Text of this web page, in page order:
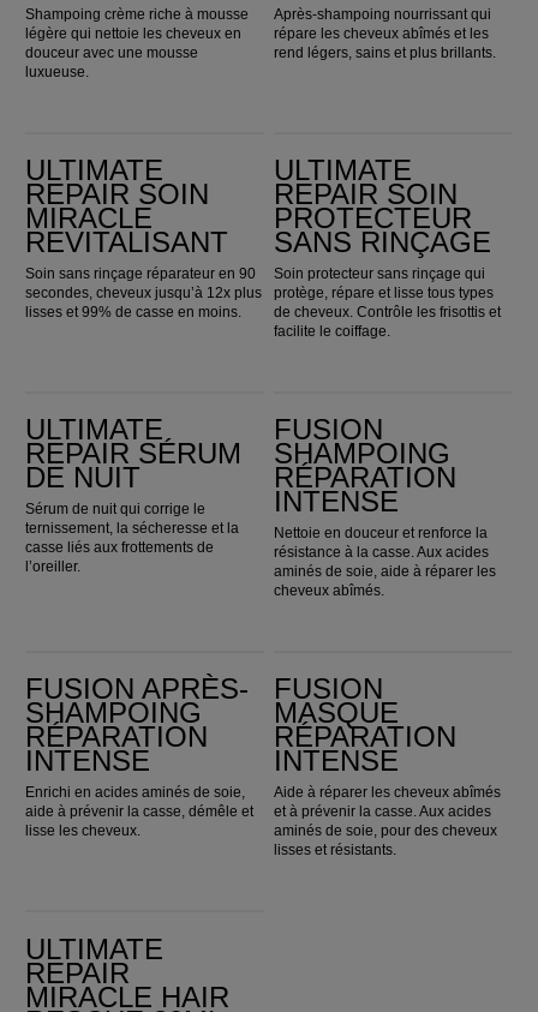
Shampoing crème riche à mousse
légère qui nettoie les cheveux en
douceur avec une mousse
luxueuse.
Après-shampoing nourrissant qui
répare les cheveux abîmés et les
rend légers, sains et plus brillants.
ULTIMATE
REPAIR SOIN
MIRACLE
REVITALISANT
Soin sans rinçage réparateur en 90
secondes, cheveux jusqu’à 12x plus
lisses et 99% de casse en moins.
ULTIMATE
REPAIR SOIN
PROTECTEUR
SANS RINÇAGE
Soin protecteur sans rinçage qui
protège, répare et lisse tous types
de cheveux. Contrôle les frisottis et
facilite le coiffage.
ULTIMATE
REPAIR SÉRUM
DE NUIT
Sérum de nuit qui corrige le
ternissement, la sécheresse et la
casse liés aux frottements de
l’oreiller.
FUSION
SHAMPOING
RÉPARATION
INTENSE
Nettoie en douceur et renforce la
résistance à la casse. Aux acides
aminés de soie, aide à réparer les
cheveux abîmés.
FUSION APRÈS-
SHAMPOING
RÉPARATION
INTENSE
Enrichi en acides aminés de soie,
aide à prévenir la casse, démêle et
lisse les cheveux.
FUSION
MASQUE
RÉPARATION
INTENSE
Aide à réparer les cheveux abîmés
et à prévenir la casse. Aux acides
aminés de soie, pour des cheveux
lisses et résistants.
ULTIMATE
REPAIR
MIRACLE HAIR